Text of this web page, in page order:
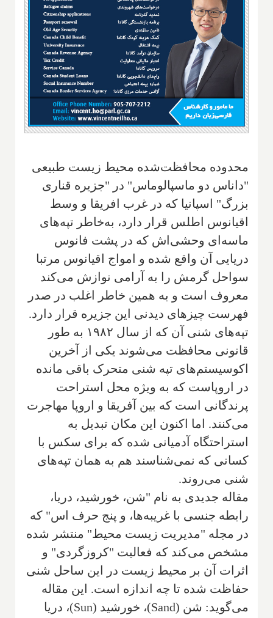
محدوده محافظت‌شده محیط زیست طبیعی
"داناس دو ماسپالوماس" در "جزیره قناری
بزرگ" اسپانیا که در غرب افریقا و وسط
اقیانوس اطلس قرار دارد، به‌خاطر تپه‌های
ماسه‌ای وحشی‌اش که در پشت فانوس
دریایی آن واقع شده و امواج اقیانوس مرتبا
سواحل گرمش را به آرامی نوازش می‌کند
معروف است و به همین خاطر اغلب در صدر
فهرست چیزهای دیدنی این جزیره قرار دارد.
تپه‌های شنی آن که از سال ۱۹۸۲ به طور
قانونی محافظت می‌شوند یکی از آخرین
اکوسیستم‌های تپه شنی متحرک باقی مانده
در اروپاست که به ویژه محل استراحت
پرندگانی است که بین آفریقا و اروپا مهاجرت
می‌کنند. اما اکنون این مکان تبدیل به
استراحتگاه آدمیانی شده که برای سکس با
کسانی که نمی‌شناسند هم به همان تپه‌های
شنی می‌روند.
مقاله جدیدی به نام "شن، خورشید، دریا،
رابطه جنسی با غریبه‌ها، و پنج حرف اس" که
در مجله "مدیریت زیست محیط" منتشر شده
مشخص می‌کند که فعالیت "کروزگردی" و
اثرات آن بر محیط زیست در این ساحل شنی
حفاظت شده تا چه اندازه است. این مقاله
می‌گوید: شن (Sand)، خورشید (Sun)، دریا